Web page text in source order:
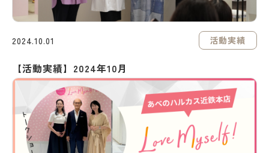
2024.10.01 活動実績
【活動実績】2024年10月